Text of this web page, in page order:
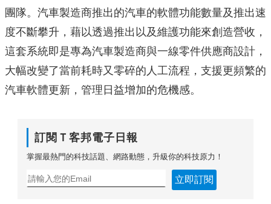
團隊。汽車製造商推出的汽車的軟體功能數量及推出速
度不斷攀升，藉以透過推出以及維護功能來創造營收，
這套系統即是專為汽車製造商與一線零件供應商設計，
大幅改變了當前耗時又零碎的人工流程，支援更頻繁的
汽車軟體更新，管理日益增加的危機感。
訂閱Ｔ客邦電子日報
掌握最熱門的科技話題、網路動態，升級你的科技原力！
立即訂閱